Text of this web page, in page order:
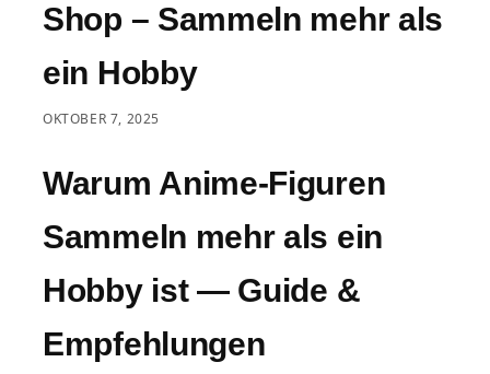
Shop – Sammeln mehr als
ein Hobby
OKTOBER 7, 2025
Warum Anime-Figuren
Sammeln mehr als ein
Hobby ist — Guide &
Empfehlungen